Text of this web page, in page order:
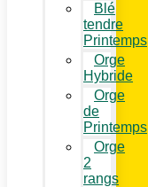
Blé
tendre
Printemps
Orge
Hybride
Orge
de
Printemps
Orge
2
rangs